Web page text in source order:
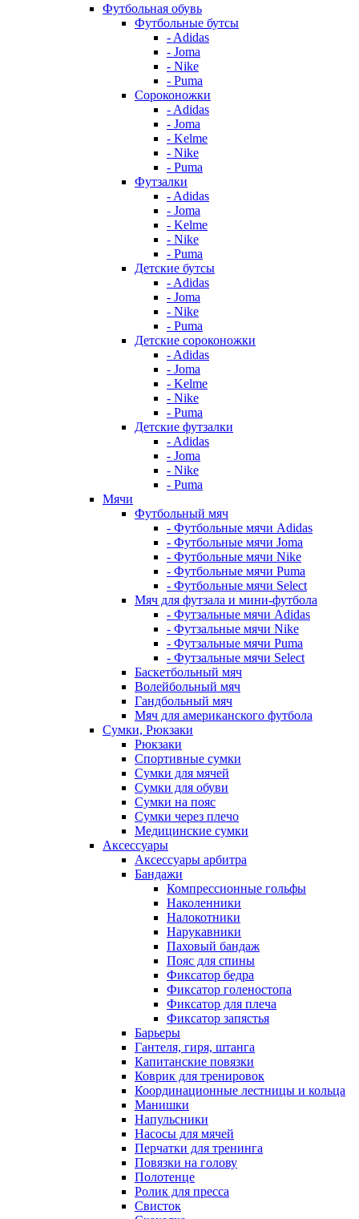
Футбольная обувь
Футбольные бутсы
- Adidas
- Joma
- Nike
- Puma
Сороконожки
- Adidas
- Joma
- Kelme
- Nike
- Puma
Футзалки
- Adidas
- Joma
- Kelme
- Nike
- Puma
Детские бутсы
- Adidas
- Joma
- Nike
- Puma
Детские сороконожки
- Adidas
- Joma
- Kelme
- Nike
- Puma
Детские футзалки
- Adidas
- Joma
- Nike
- Puma
Мячи
Футбольный мяч
- Футбольные мячи Adidas
- Футбольные мячи Joma
- Футбольные мячи Nike
- Футбольные мячи Puma
- Футбольные мячи Select
Мяч для футзала и мини-футбола
- Футзальные мячи Adidas
- Футзальные мячи Nike
- Футзальные мячи Puma
- Футзальные мячи Select
Баскетбольный мяч
Волейбольный мяч
Гандбольный мяч
Мяч для американского футбола
Сумки, Рюкзаки
Рюкзаки
Спортивные сумки
Сумки для мячей
Сумки для обуви
Сумки на пояс
Сумки через плечо
Медицинские сумки
Аксессуары
Аксессуары арбитра
Бандажи
Компрессионные гольфы
Наколенники
Налокотники
Нарукавники
Паховый бандаж
Пояс для спины
Фиксатор бедра
Фиксатор голеностопа
Фиксатор для плеча
Фиксатор запястья
Барьеры
Гантеля, гиря, штанга
Капитанские повязки
Коврик для тренировок
Координационные лестницы и кольца
Манишки
Напульсники
Насосы для мячей
Перчатки для тренинга
Повязки на голову
Полотенце
Ролик для пресса
Свисток